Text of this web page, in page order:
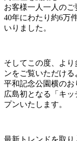
お客様一人一人のご
40年にわたり約6万
いりました。
そしてこの度、よ
ンをご覧いただける
平和記念公園横のお
広島初となる「キ
プンいたします。
最新トレンドを取り